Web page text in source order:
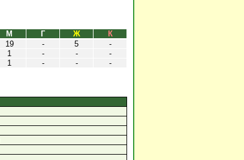
М Г Ж
К
19 - 5
-
1 - -
-
1 - - -